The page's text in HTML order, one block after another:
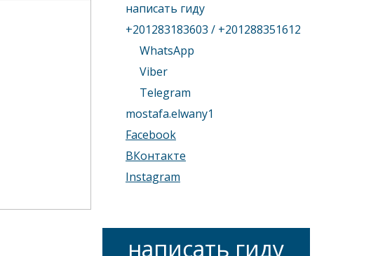
написать гиду
+201283183603 / +201288351612
WhatsApp
Viber
Telegram
mostafa.elwany1
Facebook
ВКонтакте
Instagram
написать гиду